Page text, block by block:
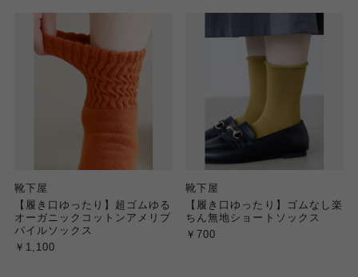
靴下屋
【履き口ゆったり】超ゴムゆる
オーガニックコットンアメリブ
パイルソックス
￥1,100
靴下屋
【履き口ゆったり】ゴムなし楽
ちん無地ショートソックス
￥700